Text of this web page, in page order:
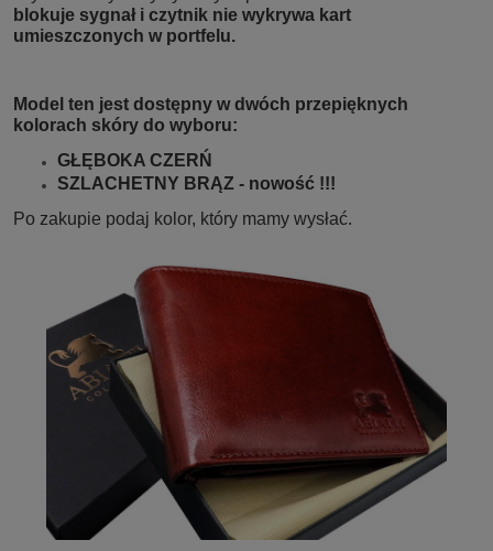
blokuje sygnał i czytnik nie wykrywa kart
umieszczonych w portfelu.
Model ten jest dostępny w dwóch przepięknych
kolorach skóry do wyboru:
GŁĘBOKA CZERŃ
SZLACHETNY BRĄZ - nowość !!!
Po zakupie podaj kolor, który mamy wysłać.